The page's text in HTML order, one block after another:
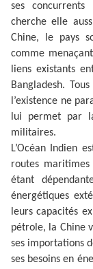
ses concurrents
cherche elle
Chine, le pays
comme
liens
Bangladesh.
l’existence ne
lui permet par
militaires.
L’Océan Indien
routes
étant
énergétiques
leurs capacités
pétrole, la Chine
ses importations
ses besoins en